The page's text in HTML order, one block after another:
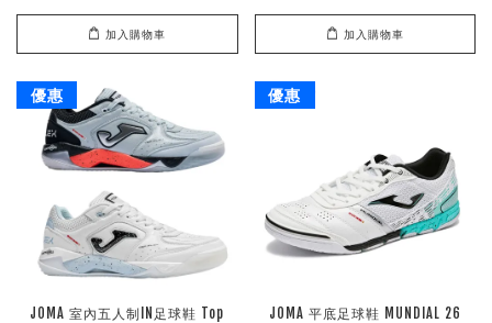
加入購物車 加入購物車
優惠
JOMA 室內五人制IN足球鞋 Top
優惠
JOMA 平底足球鞋 MUNDIAL 26